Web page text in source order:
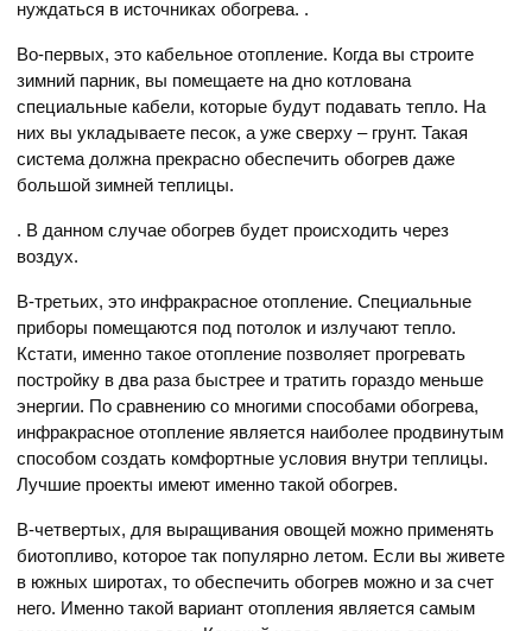
нуждаться в источниках обогрева. .
Во-первых, это кабельное отопление. Когда вы строите
зимний парник, вы помещаете на дно котлована
специальные кабели, которые будут подавать тепло. На
них вы укладываете песок, а уже сверху – грунт. Такая
система должна прекрасно обеспечить обогрев даже
большой зимней теплицы.
. В данном случае обогрев будет происходить через
воздух.
В-третьих, это инфракрасное отопление. Специальные
приборы помещаются под потолок и излучают тепло.
Кстати, именно такое отопление позволяет прогревать
постройку в два раза быстрее и тратить гораздо меньше
энергии. По сравнению со многими способами обогрева,
инфракрасное отопление является наиболее продвинутым
способом создать комфортные условия внутри теплицы.
Лучшие проекты имеют именно такой обогрев.
В-четвертых, для выращивания овощей можно применять
биотопливо, которое так популярно летом. Если вы живете
в южных широтах, то обеспечить обогрев можно и за счет
него. Именно такой вариант отопления является самым